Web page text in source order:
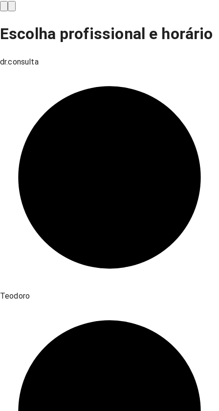
Escolha profissional e horário
dr.consulta
Teodoro